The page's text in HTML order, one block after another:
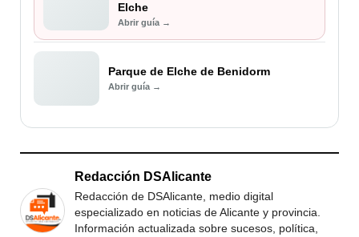
Elche
Abrir guía →
Parque de Elche de Benidorm
Abrir guía →
Redacción DSAlicante
Redacción de DSAlicante, medio digital
especializado en noticias de Alicante y provincia.
Información actualizada sobre sucesos, política,